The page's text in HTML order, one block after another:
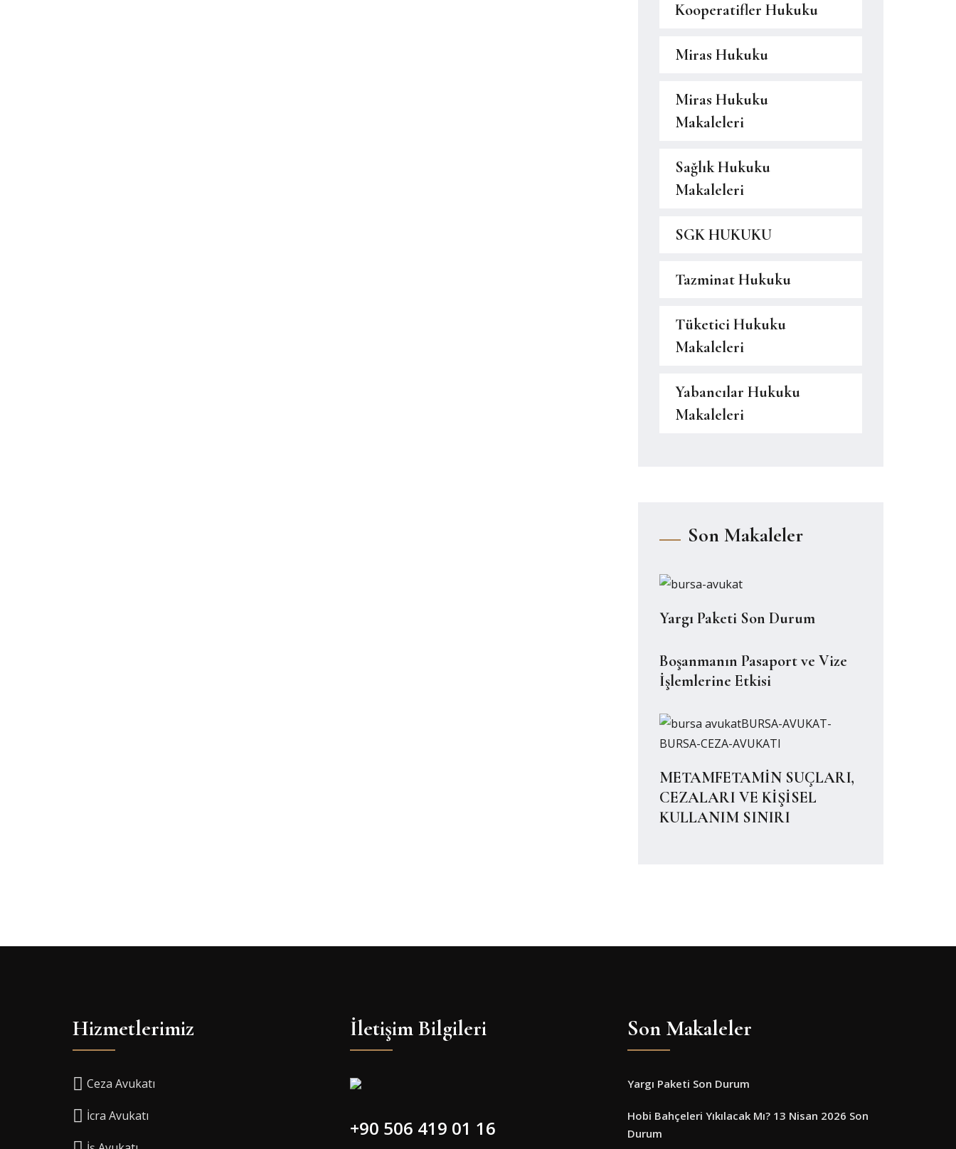
Kooperatifler Hukuku
Miras Hukuku
Miras Hukuku
Makaleleri
Sağlık Hukuku
Makaleleri
SGK HUKUKU
Tazminat Hukuku
Tüketici Hukuku
Makaleleri
Yabancılar Hukuku
Makaleleri
Son Makaleler
Yargı Paketi Son Durum
Boşanmanın Pasaport ve Vize
İşlemlerine Etkisi
METAMFETAMİN SUÇLARI,
CEZALARI VE KİŞİSEL
KULLANIM SINIRI
Hizmetlerimiz
Ceza Avukatı
İcra Avukatı
İletişim Bilgileri
+90 506 419 01 16
Son Makaleler
Yargı Paketi Son Durum
Hobi Bahçeleri Yıkılacak Mı? 13 Nisan 2026 Son
Durum